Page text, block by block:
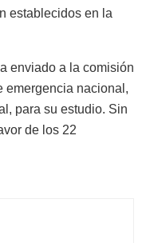
establecidos en la
enviado a la comisión
emergencia nacional,
para su estudio. Sin
de los 22